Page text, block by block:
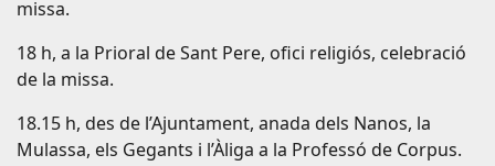
missa.
18 h, a la Prioral de Sant Pere, ofici religiós, celebració
de la missa.
18.15 h, des de l’Ajuntament, anada dels Nanos, la
Mulassa, els Gegants i l’Àliga a la Professó de Corpus.